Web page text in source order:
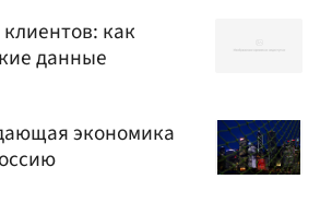
как
данные
экономика